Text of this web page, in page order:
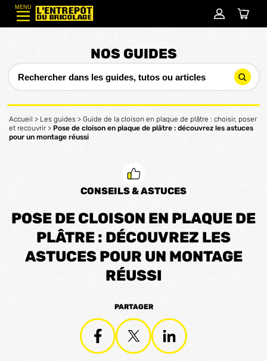
MENU
NOS GUIDES
Accueil > Les guides > Guide de la cloison en plaque de plâtre : choisir, poser
et recouvrir > Pose de cloison en plaque de plâtre : découvrez les astuces
pour un montage réussi
CONSEILS & ASTUCES
POSE DE CLOISON EN PLAQUE DE
PLÂTRE : DÉCOUVREZ LES
ASTUCES POUR UN MONTAGE
RÉUSSI
PARTAGER